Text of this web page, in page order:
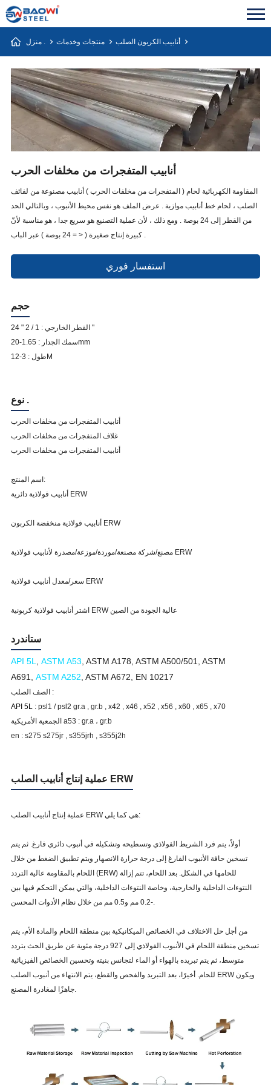
منزل . منتجات وخدمات أنابيب الكربون الصلب
أنابيب المتفجرات من مخلفات الحرب
المقاومة الكهربائية لحام ( المتفجرات من مخلفات الحرب ) أنابيب مصنوعة من لفائف
الصلب ، لحام خط أنابيب موازية . عرض الملف هو نفس محيط الأنبوب ، وبالتالي الحد
من القطر إلى 24 بوصة . ومع ذلك ، لأن عملية التصنيع هو سريع جدا ، هو مناسبة لأنّ
كبيرة إنتاج صغيرة ( < = 24 بوصة ) عبر الباب .
استفسار فوري
حجم
القطر الخارجي : 1 / 2 " 24 "
سمك الجدار : 1.65-20mm
طول : 3-12M
نوع .
أنابيب المتفجرات من مخلفات الحرب
غلاف المتفجرات من مخلفات الحرب
أنابيب المتفجرات من مخلفات الحرب
اسم المنتج:
أنابيب فولاذية دائرية ERW
أنابيب فولاذية منخفضة الكربون ERW
مصنع/شركة مصنعة/موردة/موزعة/مصدرة لأنابيب فولاذية ERW
سعر/معدل أنابيب فولاذية ERW
اشتر أنابيب فولاذية كربونية ERW عالية الجودة من الصين
ستاندرد
API 5L, ASTM A53, ASTM A178, ASTM A500/501, ASTM
A691, ASTM A252, ASTM A672, EN 10217
الصف الصلب :
API 5L: psl1 / psl2 gr.a , gr.b , x42 , x46 , x52 , x56 , x60 , x65 , x70
الجمعية الأمريكية a53 : gr.a ، gr.b
en : s275 s275jr , s355jrh , s355j2h
عملية إنتاج أنابيب الصلب ERW
عملية إنتاج أنابيب الصلب ERW هي كما يلي:
أولاً، يتم فرد الشريط الفولاذي وتسطيحه وتشكيله في أنبوب دائري فارغ. ثم يتم
تسخين حافة الأنبوب الفارغ إلى درجة حرارة الانصهار ويتم تطبيق الضغط من خلال
اللحام بالمقاومة عالية التردد (ERW) للحامها في الشكل. بعد اللحام، تتم إزالة
النتوءات الداخلية والخارجية، وخاصة النتوءات الداخلية، والتي يمكن التحكم فيها بين
-0.2 مم و0.5 مم من خلال نظام الأدوات المحسن.
من أجل حل الاختلاف في الخصائص الميكانيكية بين منطقة اللحام والمادة الأم، يتم
تسخين منطقة اللحام في الأنبوب الفولاذي إلى 927 درجة مئوية عن طريق الحث بتردد
متوسط، ثم يتم تبريده بالهواء أو الماء لتجانس بنيته وتحسين الخصائص الفيزيائية
للحام. أخيرًا، بعد التبريد والفحص والقطع، يتم الانتهاء من أنبوب الصلب ERW ويكون
جاهزًا لمغادرة المصنع.